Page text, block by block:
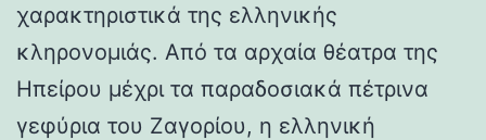
χαρακτηριστικά της ελληνικής
κληρονομιάς. Από τα αρχαία θέατρα της
Ηπείρου μέχρι τα παραδοσιακά πέτρινα
γεφύρια του Ζαγορίου, η ελληνική